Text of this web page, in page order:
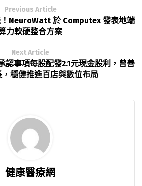
Previous Article
！NeuroWatt 於 Computex 發表地端
力軟硬整合方案
Next Article
認事項每股配發2.1元現金股利，曾善
，穩健推進百店與數位布局
健康醫療網